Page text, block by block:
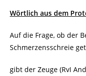
Wörtlich aus dem
Auf die Frage, ob der
Schmerzensschreie
gibt der Zeuge (RvI